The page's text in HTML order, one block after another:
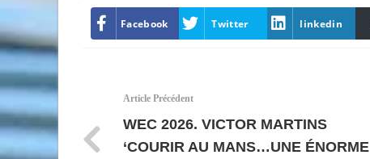
Facebook Twitter linkedin
Article Précédent
WEC 2026. VICTOR MARTINS
‘COURIR AU MANS…UNE ÉNORME